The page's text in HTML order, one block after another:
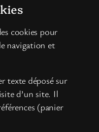
cookies pour
navigation et
texte déposé sur
d’un site. Il
(panier